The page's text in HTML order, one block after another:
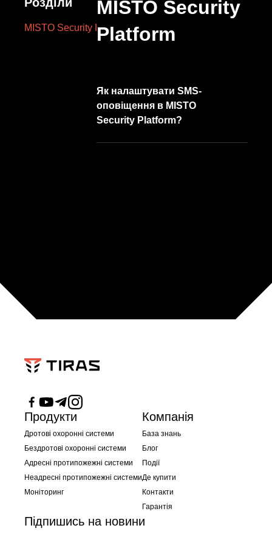
Вінниця,
провулок
буд.
8
MISTO Security Platform
MISTO Security
Platform
Як налаштувати SMS-
оповіщення в MISTO
Security Platform?
Продукти
Дротові охоронні системи
Бездротові охоронні системи
Адресні протипожежні системи
Неадресні протипожежні системи
Моніторинг
Компанія
База знань
Блог
Події
Де купити
Контакти
Гарантія
Підпишись на новини